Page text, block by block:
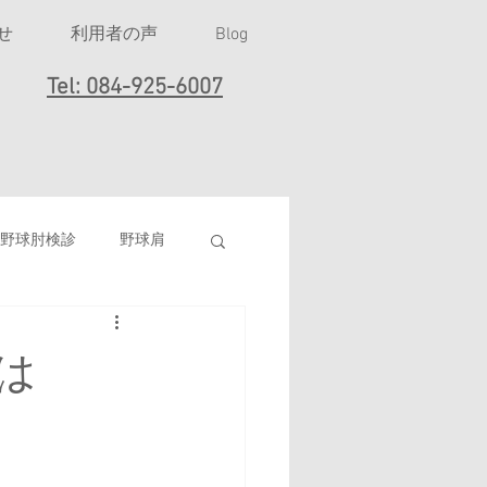
利用者の声 Blog
Tel: 084-925-6007
野球肘検診 野球肩
女子ソフトボール